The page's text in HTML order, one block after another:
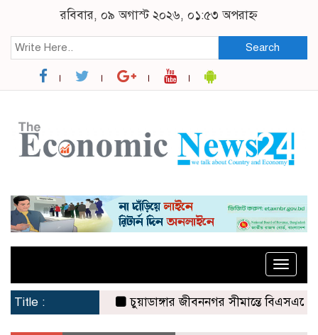
রবিবার, ০৯ অগাস্ট ২০২৬, ০১:৫৩ অপরাহ্ন
Search
Toggle
Title :
চুয়াডাঙ্গার জীবননগর সীমান্তে বিএসএফের ৩